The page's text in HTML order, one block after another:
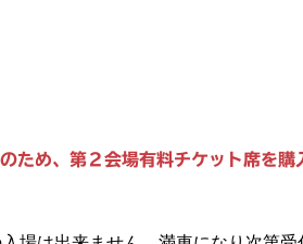
ため、第２会場有料チケット席を購